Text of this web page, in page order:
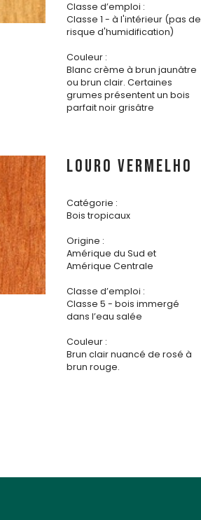
Classe d’emploi :
Classe 1 - à l'intérieur (pas de
risque d'humidification)
Couleur :
Blanc crème à brun jaunâtre
ou brun clair. Certaines
grumes présentent un bois
parfait noir grisâtre
LOURO VERMELHO
Catégorie :
Bois tropicaux
Origine :
Amérique du Sud et
Amérique Centrale
Classe d’emploi :
Classe 5 - bois immergé
dans l’eau salée
Couleur :
Brun clair nuancé de rosé à
brun rouge.